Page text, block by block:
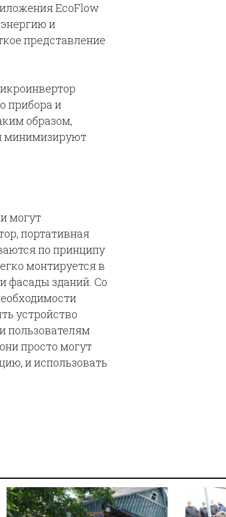
EcoFlow
и
представление
прибора и
образом,
минимизируют
могут
портативная
по принципу
монтируется в
фасады зданий. Со
устройство
пользователям
просто могут
и использовать